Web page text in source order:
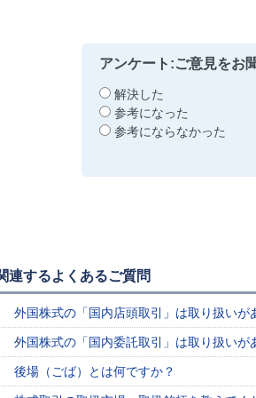
アンケート:ご意見をお
解決した
参考になった
参考にならなかった
連するよくあるご質問
外国株式の「国内店頭取引」は取り扱いが
外国株式の「国内委託取引」は取り扱いが
後場（ごば）とは何ですか？